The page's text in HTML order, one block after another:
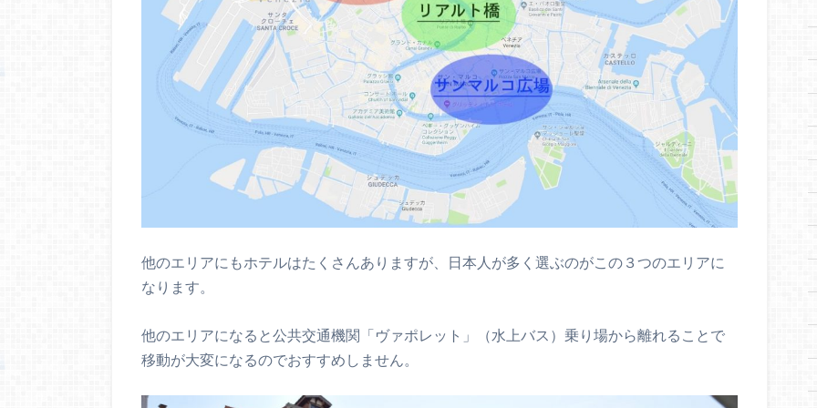
他のエリアにもホテルはたくさんありますが、日本人が多く選ぶのがこの３つのエリアに
なります。
他のエリアになると公共交通機関「ヴァポレット」（水上バス）乗り場から離れることで
移動が大変になるのでおすすめしません。